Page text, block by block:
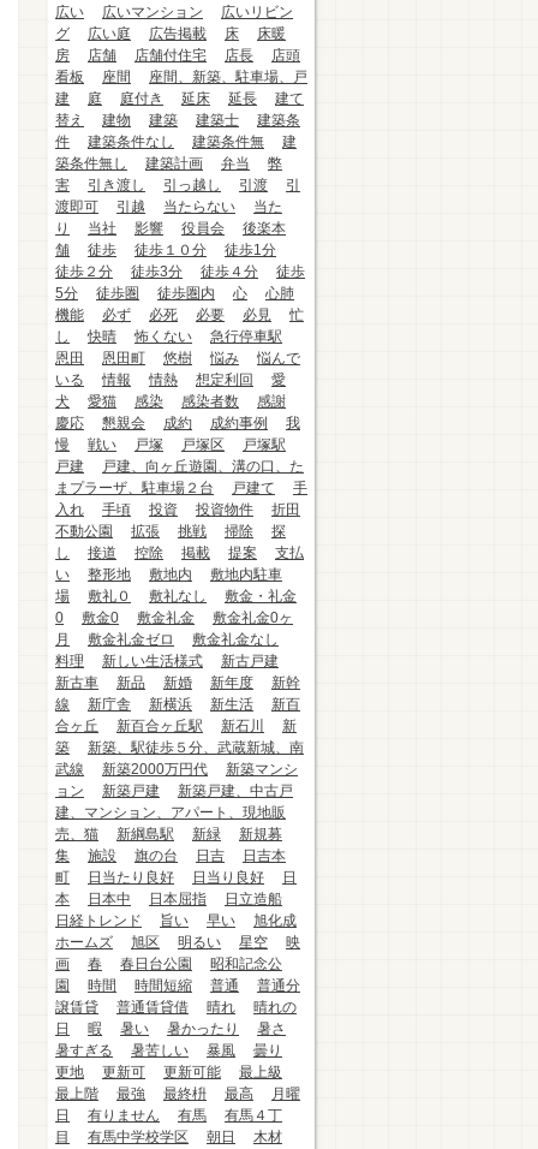
広い
広いマンション
広いリビン
グ
広い庭 広告掲載 床
床暖
房
店舗 店舗付住宅 店長
店頭
看板
座間
座間、新築、駐車場、戸
建
庭 庭付き 延床 延長
建て
替え
建物 建築 建築士
建築条
件
建築条件なし 建築条件無
建
築条件無し
建築計画 弁当
弊
害
引き渡し 引っ越し 引渡
引
渡即可
引越 当たらない
当た
り
当社 影響 役員会
後楽本
舗
徒歩 徒歩１０分
徒歩1分
徒歩２分
徒歩3分 徒歩４分
徒歩
5分
徒歩圏 徒歩圏内 心
心肺
機能
必ず 必死 必要 必見
忙
し
快晴 怖くない
急行停車駅
恩田
恩田町 悠樹 悩み
悩んで
いる
情報 情熱 想定利回
愛
犬
愛猫 感染 感染者数
感謝
慶応
懇親会 成約 成約事例
我
慢
戦い 戸塚 戸塚区
戸塚駅
戸建
戸建、向ヶ丘遊園、溝の口、た
まプラーザ、駐車場２台
戸建て
手
入れ
手頃 投資 投資物件
折田
不動公園
拡張 挑戦 掃除
探
し
接道 控除 掲載 提案
支払
い
整形地 敷地内
敷地内駐車
場
敷礼０ 敷礼なし
敷金・礼金
0
敷金0 敷金礼金
敷金礼金0ヶ
月
敷金礼金ゼロ
敷金礼金なし
料理
新しい生活様式
新古戸建
新古車
新品 新婚 新年度
新幹
線
新庁舎 新横浜 新生活
新百
合ヶ丘
新百合ヶ丘駅 新石川
新
築
新築、駅徒歩５分、武蔵新城、南
武線
新築2000万円代
新築マンシ
ョン
新築戸建
新築戸建、中古戸
建、マンション、アパート、現地販
売、猫
新綱島駅 新緑
新規募
集
施設 旗の台 日吉
日吉本
町
日当たり良好 日当り良好
日
本
日本中 日本屈指
日立造船
日経トレンド
旨い 早い
旭化成
ホームズ
旭区 明るい 星空
映
画
春 春日台公園
昭和記念公
園
時間 時間短縮 普通
普通分
譲賃貸
普通賃貸借 晴れ
晴れの
日
暇 暑い 暑かったり
暑さ
暑すぎる
暑苦しい 暴風
曇り
更地
更新可 更新可能
最上級
最上階
最強 最終枡 最高
月曜
日
有りません 有馬
有馬４丁
目
有馬中学校学区 朝日
木材